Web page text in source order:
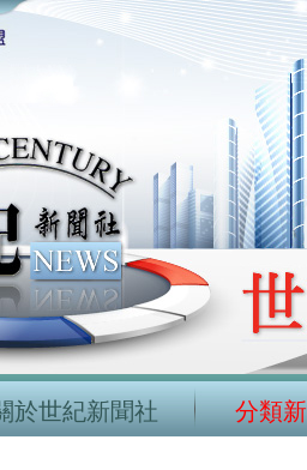
於世紀新聞社 分類